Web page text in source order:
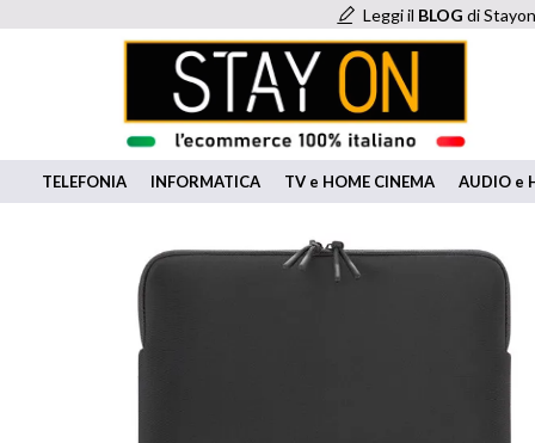
Leggi il BLOG di
TELEFONIA INFORMATICA TV e HOME CINEMA AUDIO e